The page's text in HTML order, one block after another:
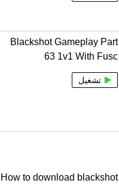
Blackshot Gameplay Part
63 1v1 With Fusc
تشغيل
How to download blackshot